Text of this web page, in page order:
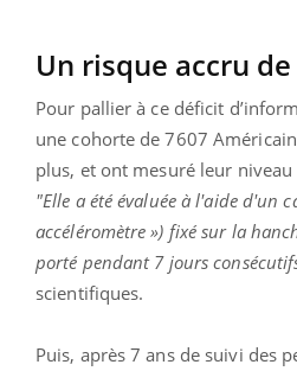
Un risque accru de
Pour pallier à ce déficit
une cohorte de 7607
plus, et ont mesuré leur niveau
"Elle a été évaluée à l'aide d'un
accéléromètre ») fixé sur la
porté pendant 7 jours
scientifiques.
Puis, après 7 ans de suivi des